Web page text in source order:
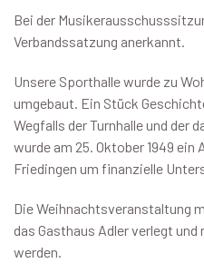
Bei der
Verbandssatzung anerkannt.
Unsere Sporthalle wurde zu
umgebaut. Ein Stück
Wegfalls der Turnhalle und der
wurde am 25. Oktober 1949 ein
Friedingen um finanzielle
Die Weihnachtsveranstaltung
das Gasthaus Adler verlegt
werden.